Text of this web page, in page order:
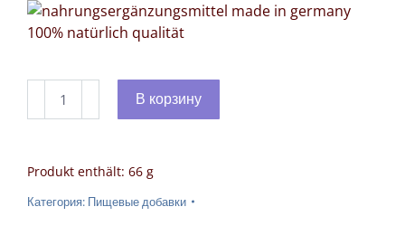
товара
KOMPLEX
В корзину
Produkt enthält: 66 g
Категория: Пищевые добавки